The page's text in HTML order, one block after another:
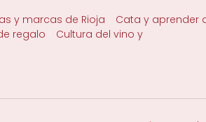
y marcas de Rioja
Cata y aprender
regalo
Cultura del vino y